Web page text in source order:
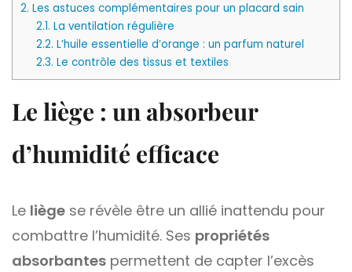
2. Les astuces complémentaires pour un placard sain
2.1. La ventilation régulière
2.2. L’huile essentielle d’orange : un parfum naturel
2.3. Le contrôle des tissus et textiles
Le liège : un absorbeur
d’humidité efficace
Le liège se révèle être un allié inattendu pour
combattre l’humidité. Ses propriétés
absorbantes permettent de capter l’excès